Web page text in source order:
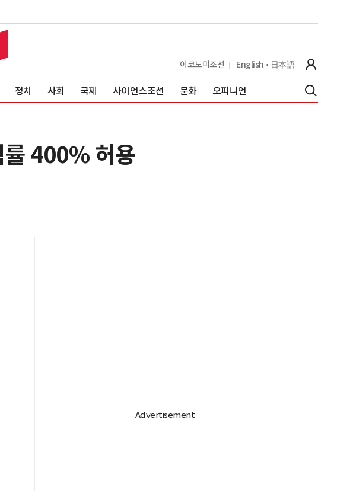
이코노미조선 English 日本語
정치 사회 국제 사이언스조선 문화 오피니언
400% 허용